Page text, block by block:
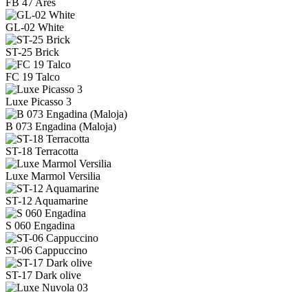
GL-02 White
ST-25 Brick
FC 19 Talco
Luxe Picasso 3
B 073 Engadina (Maloja)
ST-18 Terracotta
Luxe Marmol Versilia
ST-12 Aquamarine
S 060 Engadina
ST-06 Cappuccino
ST-17 Dark olive